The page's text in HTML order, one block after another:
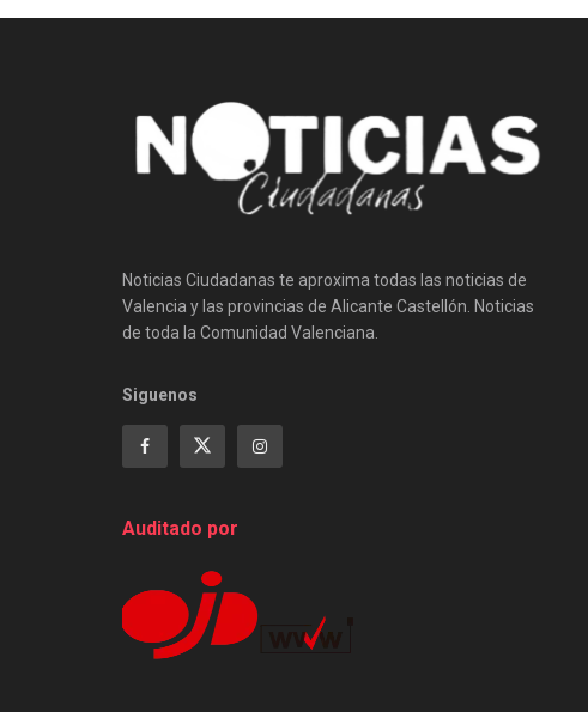
Noticias Ciudadanas te aproxima todas las noticias de
Valencia y las provincias de Alicante Castellón. Noticias
de toda la Comunidad Valenciana.
Siguenos
Auditado por